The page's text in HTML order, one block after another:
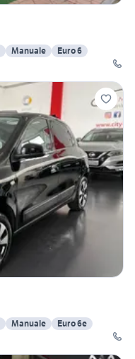
Manuale
Euro 6
Manuale
Euro 6e